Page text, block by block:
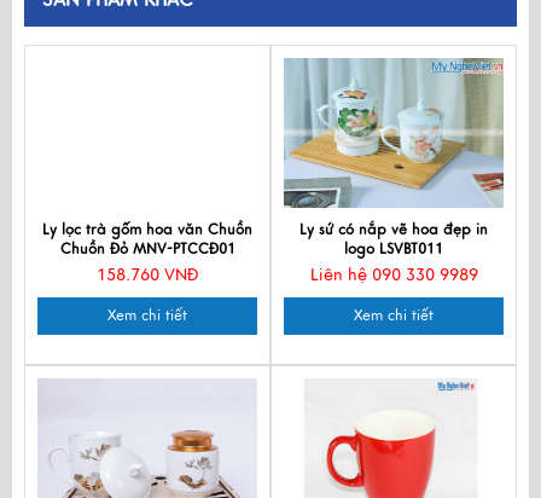
Ly lọc trà gốm hoa văn Chuồn
Chuồn Đỏ MNV-PTCCĐ01
158.760 VNĐ
Xem chi tiết
Ly sứ có nắp vẽ hoa đẹp in
logo LSVBT011
Liên hệ 090 330 9989
Xem chi tiết